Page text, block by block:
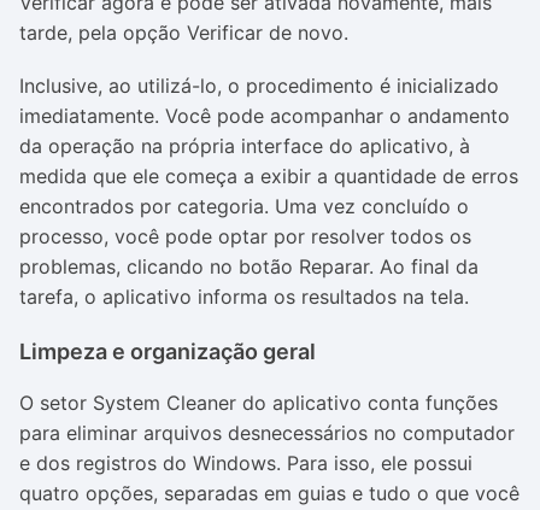
tarde, pela opção Verificar de novo.
Inclusive, ao utilizá-lo, o procedimento é inicializado
imediatamente. Você pode acompanhar o andamento
da operação na própria interface do aplicativo, à
medida que ele começa a exibir a quantidade de erros
encontrados por categoria. Uma vez concluído o
processo, você pode optar por resolver todos os
problemas, clicando no botão Reparar. Ao final da
tarefa, o aplicativo informa os resultados na tela.
Limpeza e organização geral
O setor System Cleaner do aplicativo conta funções
para eliminar arquivos desnecessários no computador
e dos registros do Windows. Para isso, ele possui
quatro opções, separadas em guias e tudo o que você